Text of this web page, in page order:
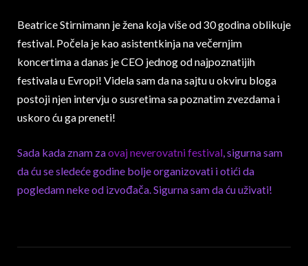
Beatrice Stirnimann je žena koja više od 30 godina oblikuje
festival. Počela je kao asistentkinja na večernjim
koncertima a danas je CEO jednog od najpoznatijih
festivala u Evropi! Videla sam da na sajtu u okviru bloga
postoji njen intervju o susretima sa poznatim zvezdama i
uskoro ću ga preneti!
Sada kada znam zaovaj neverovatni festival, sigurna sam
da ću se sledeće godine bolje organizovati i otići da
pogledam neke od izvođača. Sigurna sam da ću uživati!